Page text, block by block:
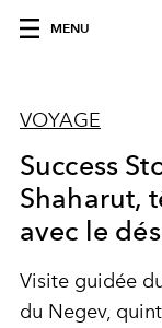
MENU
VOYAGE
Success
Shaharut,
avec le
Visite guidée
du Negev,